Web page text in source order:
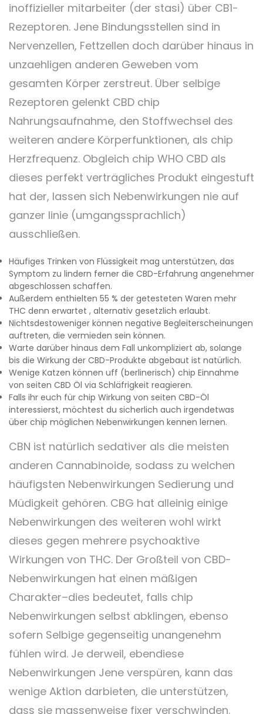
inoffizieller mitarbeiter (der stasi) über CB1-
Rezeptoren. Jene Bindungsstellen sind in
Nervenzellen, Fettzellen doch darüber hinaus in
unzaehligen anderen Geweben vom
gesamten Körper zerstreut. Über selbige
Rezeptoren gelenkt CBD chip
Nahrungsaufnahme, den Stoffwechsel des
weiteren andere Körperfunktionen, als chip
Herzfrequenz. Obgleich chip WHO CBD als
dieses perfekt verträgliches Produkt eingestuft
hat der, lassen sich Nebenwirkungen nie auf
ganzer linie (umgangssprachlich)
ausschließen.
Häufiges Trinken von Flüssigkeit mag unterstützen, das
Symptom zu lindern ferner die CBD-Erfahrung angenehmer
abgeschlossen schaffen.
Außerdem enthielten 55 % der getesteten Waren mehr
THC denn erwartet , alternativ gesetzlich erlaubt.
Nichtsdestoweniger können negative Begleiterscheinungen
auftreten, die vermieden sein können.
Warte darüber hinaus dem Fall unkompliziert ab, solange
bis die Wirkung der CBD-Produkte abgebaut ist natürlich.
Wenige Katzen können uff (berlinerisch) chip Einnahme
von seiten CBD Öl via Schläfrigkeit reagieren.
Falls ihr euch für chip Wirkung von seiten CBD-Öl
interessierst, möchtest du sicherlich auch irgendetwas
über chip möglichen Nebenwirkungen kennen lernen.
CBN ist natürlich sedativer als die meisten
anderen Cannabinoide, sodass zu welchen
häufigsten Nebenwirkungen Sedierung und
Müdigkeit gehören. CBG hat alleinig einige
Nebenwirkungen des weiteren wohl wirkt
dieses gegen mehrere psychoaktive
Wirkungen von THC. Der Großteil von CBD-
Nebenwirkungen hat einen mäßigen
Charakter–dies bedeutet, falls chip
Nebenwirkungen selbst abklingen, ebenso
sofern Selbige gegenseitig unangenehm
fühlen wird. Je derweil, ebendiese
Nebenwirkungen Jene verspüren, kann das
wenige Aktion darbieten, die unterstützen,
dass sie massenweise fixer verschwinden.